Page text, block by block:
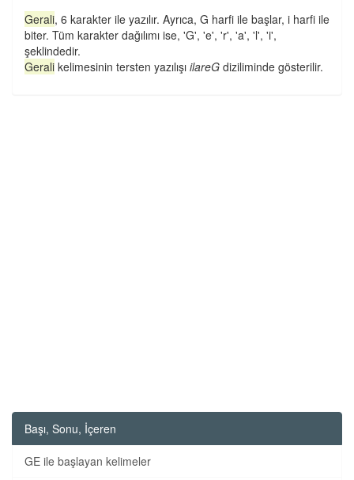
Gerali, 6 karakter ile yazılır. Ayrıca, G harfi ile başlar, i harfi ile
biter. Tüm karakter dağılımı ise, 'G', 'e', 'r', 'a', 'l', 'i',
şeklindedir.
Gerali kelimesinin tersten yazılışı ilareG diziliminde gösterilir.
Başı, Sonu, İçeren
GE ile başlayan kelimeler